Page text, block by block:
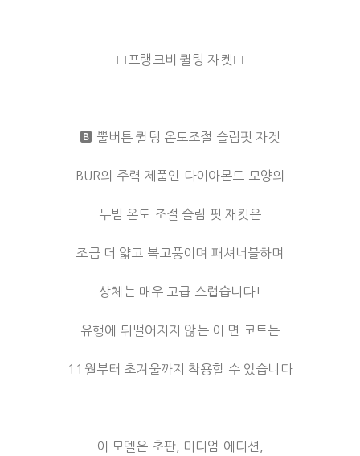
□프랭크비 퀼팅 자켓□
🅱️ 뿔버튼 퀼팅 온도조절 슬림핏 자켓
BUR의 주력 제품인 다이아몬드 모양의
누빔 온도 조절 슬림 핏 재킷은
조금 더 얇고 복고풍이며 패셔너블하며
상체는 매우 고급 스럽습니다!
유행에 뒤떨어지지 않는 이 면 코트는
11월부터 초겨울까지 착용할 수 있습니다
이 모델은 초판, 미디엄 에디션,